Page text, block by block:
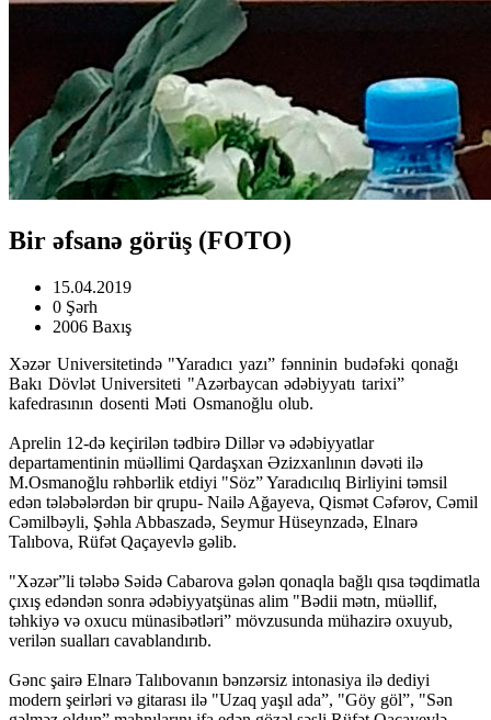
Bir əfsanə görüş (FOTO)
15.04.2019
0 Şərh
2006 Baxış
Xəzər Universitetində "Yaradıcı yazı” fənninin budəfəki qonağı
Bakı Dövlət Universiteti "Azərbaycan ədəbiyyatı tarixi”
kafedrasının dosenti Məti Osmanoğlu olub.
Aprelin 12-də keçirilən tədbirə Dillər və ədəbiyyatlar
departamentinin müəllimi Qardaşxan Əzizxanlının dəvəti ilə
M.Osmanoğlu rəhbərlik etdiyi "Söz” Yaradıcılıq Birliyini təmsil
edən tələbələrdən bir qrupu- Nailə Ağayeva, Qismət Cəfərov, Cəmil
Cəmilbəyli, Şəhla Abbaszadə, Seymur Hüseynzadə, Elnarə
Talıbova, Rüfət Qaçayevlə gəlib.
"Xəzər”li tələbə Səidə Cabarova gələn qonaqla bağlı qısa təqdimatla
çıxış edəndən sonra ədəbiyyatşünas alim "Bədii mətn, müəllif,
təhkiyə və oxucu münasibətləri” mövzusunda mühazirə oxuyub,
verilən sualları cavablandırıb.
Gənc şairə Elnarə Talıbovanın bənzərsiz intonasiya ilə dediyi
modern şeirləri və gitarası ilə "Uzaq yaşıl ada”, "Göy göl”, "Sən